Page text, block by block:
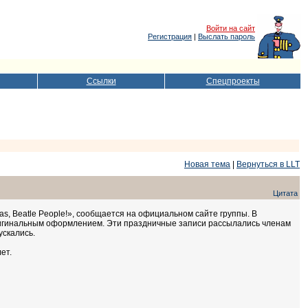
Войти на сайт
Регистрация | Выслать пароль
Ссылки Спецпроекты
Новая тема
Вернуться в LLT
Цитата
Beatle People!», сообщается на официальном сайте группы. В
оформлением. Эти праздничные записи рассылались членам